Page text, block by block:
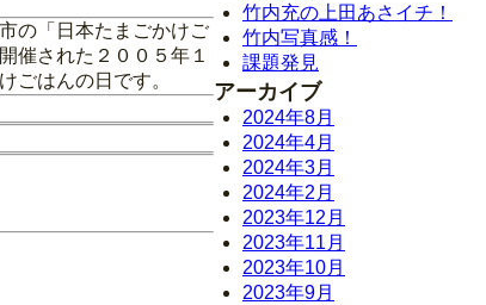
の「日本たまごかけご
催された２００５年１
ごはんの日です。
竹内充の上田あさイチ！
竹内写真感！
課題発見
アーカイブ
2024年8月
2024年4月
2024年3月
2024年2月
2023年12月
2023年11月
2023年10月
2023年9月